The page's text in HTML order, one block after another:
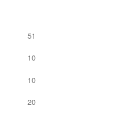
51
10
10
20